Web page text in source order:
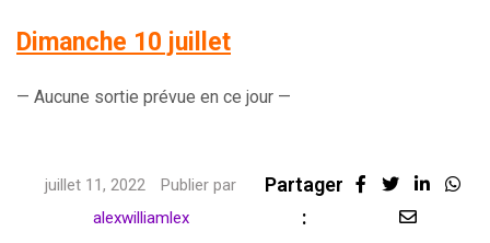
Dimanche 10 juillet
— Aucune sortie prévue en ce jour —
juillet 11, 2022
Publier par
alexwilliamlex
Partager
:
Share